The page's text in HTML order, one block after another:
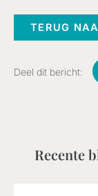
TERUG
Deel dit bericht:
Recente